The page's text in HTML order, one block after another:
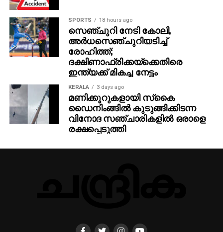
SPORTS 18 hours ago
സെഞ്ചുറി നേടി കോലി,
അര്‍ധസെഞ്ചുറിയടിച്ച്
രോഹിത്ത്;
ദക്ഷിണാഫ്രിക്കയ്‌ക്കെതിരെ
ഇന്ത്യക്ക് മികച്ച നേട്ടം
KERALA 3 days ago
മണിക്കൂറുകളായി സ്‌കൈ
ഡൈനിംങ്ങില്‍ കുടുങ്ങിക്കിടന്ന
വിനോദ സഞ്ചാരികളില്‍ ഒരാളെ
രക്ഷപ്പെടുത്തി